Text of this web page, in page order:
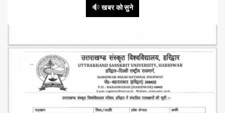
खबर को सुने